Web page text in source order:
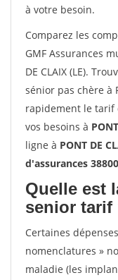
à votre besoin.
Comparez les
GMF Assurances
DE CLAIX (LE).
sénior pas chère à
rapidement le tarif
vos besoins à
ligne à PONT DE
d'assurances
Quelle est
senior tarif
Certaines
nomenclatures »
maladie (les